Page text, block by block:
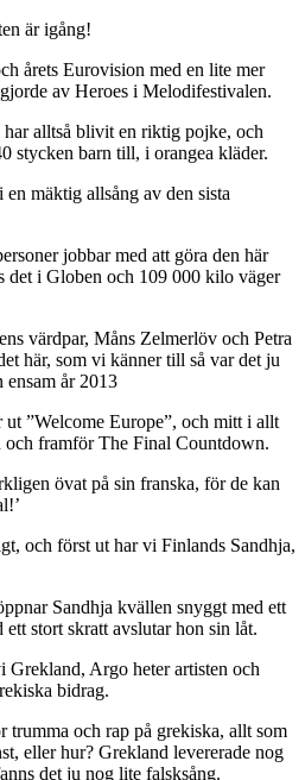
är igång!
årets Eurovision med en lite mer
av Heroes i Melodifestivalen.
alltså blivit en riktig pojke, och
stycken barn till, i orangea kläder.
mäktig allsång av den sista
jobbar med att göra den här
det i Globen och 109 000 kilo väger
värdpar, Måns Zelmerlöv och Petra
här, som vi känner till så var det ju
ensam år 2013
ut ”Welcome Europe”, och mitt i allt
och framför The Final Countdown.
övat på sin franska, för de kan
och först ut har vi Finlands Sandhja,
Sandhja kvällen snyggt med ett
stort skratt avslutar hon sin låt.
Grekland, Argo heter artisten och
bidrag.
trumma och rap på grekiska, allt som
eller hur? Grekland levererade nog
det ju nog lite falsksång.